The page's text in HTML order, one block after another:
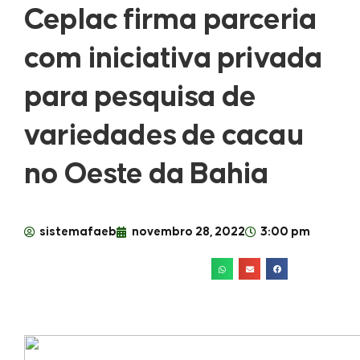
Ceplac firma parceria
com iniciativa privada
para pesquisa de
variedades de cacau
no Oeste da Bahia
sistemafaeb novembro 28, 2022 3:00 pm